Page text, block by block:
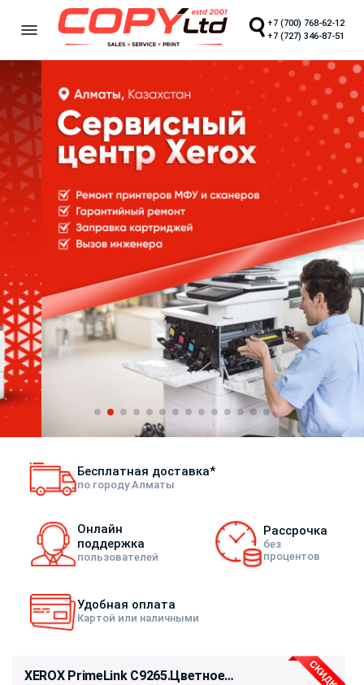
+7 (700) 768-62-12
+7 (727) 346-87-51
Бесплатная доставка*
по городу Алматы
Онлайн
поддержка
пользователей
Рассрочка
без
процентов
Удобная оплата
Картой или наличными
XEROX PrimeLink С9265.Цветное